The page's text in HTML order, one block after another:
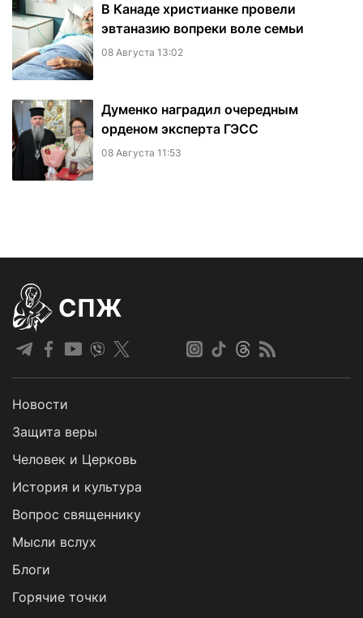
В Канаде христианке провели
эвтаназию вопреки воле семьи
08 Августа 13:02
Думенко наградил очередным
орденом эксперта ГЭСС
08 Августа 11:53
СПЖ
Новости
Защита веры
Человек и Церковь
История и культура
Вопрос священнику
Мысли вслух
Блоги
Горячие точки